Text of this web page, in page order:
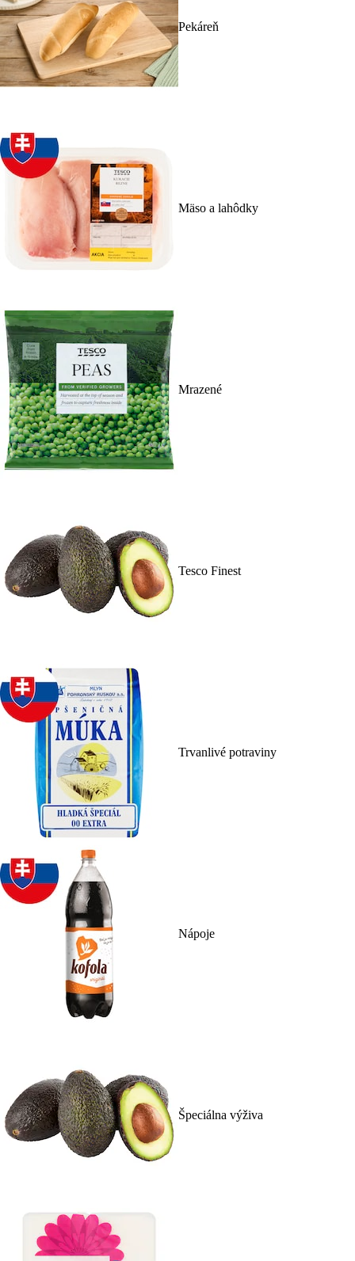
Pekáreň
Mäso a lahôdky
Mrazené
Tesco Finest
Trvanlivé potraviny
Nápoje
Špeciálna výživa